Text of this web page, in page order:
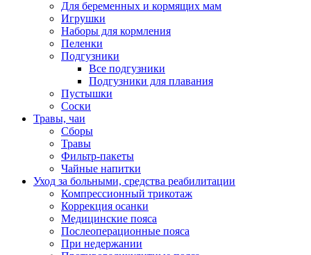
Для беременных и кормящих мам
Игрушки
Наборы для кормления
Пеленки
Подгузники
Все подгузники
Подгузники для плавания
Пустышки
Соски
Травы, чаи
Сборы
Травы
Фильтр-пакеты
Чайные напитки
Уход за больными, средства реабилитации
Компрессионный трикотаж
Коррекция осанки
Медицинские пояса
Послеоперационные пояса
При недержании